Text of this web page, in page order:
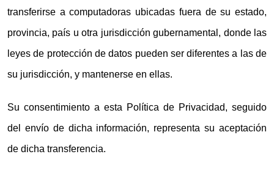
transferirse a computadoras ubicadas fuera de su estado,
provincia, país u otra jurisdicción gubernamental, donde las
leyes de protección de datos pueden ser diferentes a las de
su jurisdicción, y mantenerse en ellas.
Su consentimiento a esta Política de Privacidad, seguido
del envío de dicha información, representa su aceptación
de dicha transferencia.